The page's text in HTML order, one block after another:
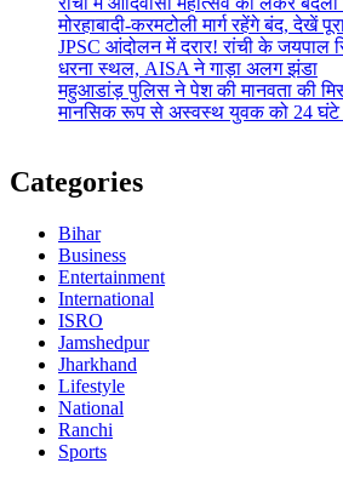
मोरहाबादी-करमटोली मार्ग रहेंगे बंद, देखें
JPSC आंदोलन में दरार! रांची के जयपाल
धरना स्थल, AISA ने गाड़ा अलग झंडा
महुआडांड़ पुलिस ने पेश की मानवता की
मानसिक रूप से अस्वस्थ युवक को 24 घंटे
Categories
Bihar
Business
Entertainment
International
ISRO
Jamshedpur
Jharkhand
Lifestyle
National
Ranchi
Sports